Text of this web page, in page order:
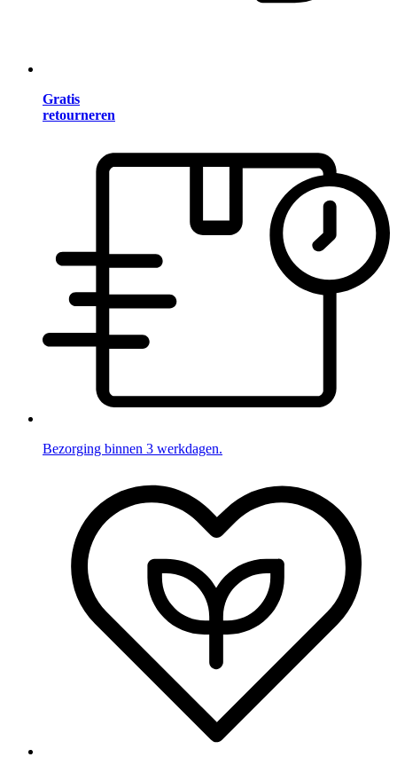
Gratis
retourneren
Bezorging binnen 3 werkdagen.